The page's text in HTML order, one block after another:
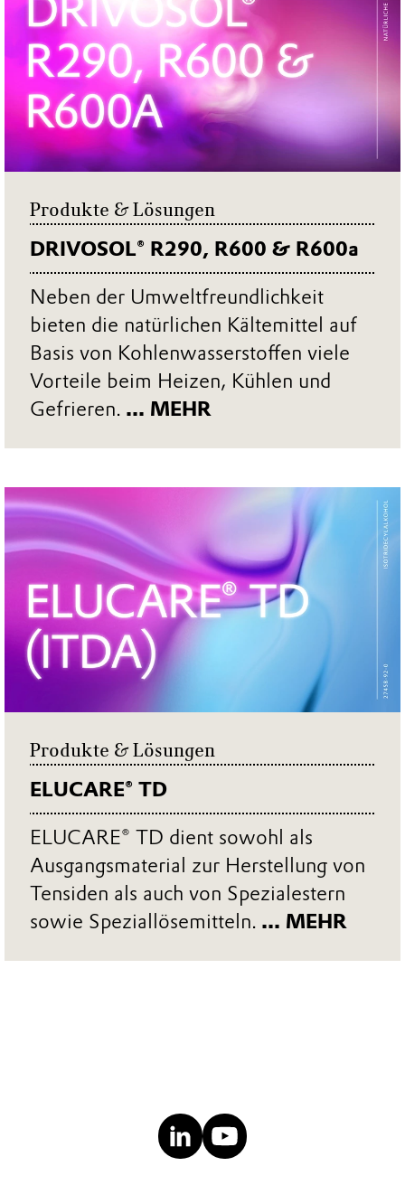
Produkte & Lösungen
DRIVOSOL® R290, R600 & R600a
Neben der Umweltfreundlichkeit
bieten die natürlichen Kältemittel auf
Basis von Kohlenwasserstoffen viele
Vorteile beim Heizen, Kühlen und
Gefrieren. ... MEHR
Produkte & Lösungen
ELUCARE® TD
ELUCARE® TD dient sowohl als
Ausgangsmaterial zur Herstellung von
Tensiden als auch von Spezialestern
sowie Speziallösemitteln. ... MEHR